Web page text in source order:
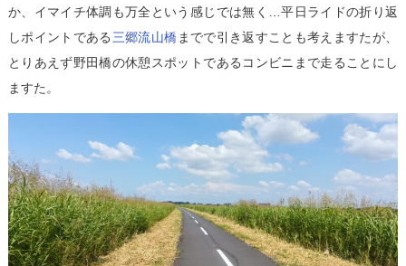
か、イマイチ体調も万全という感じでは無く…平日ライドの折り返
しポイントである 三郷流山橋 までで引き返すことも考えますたが、
とりあえず野田橋の休憩スポットであるコンビニまで走ることにし
ますた。